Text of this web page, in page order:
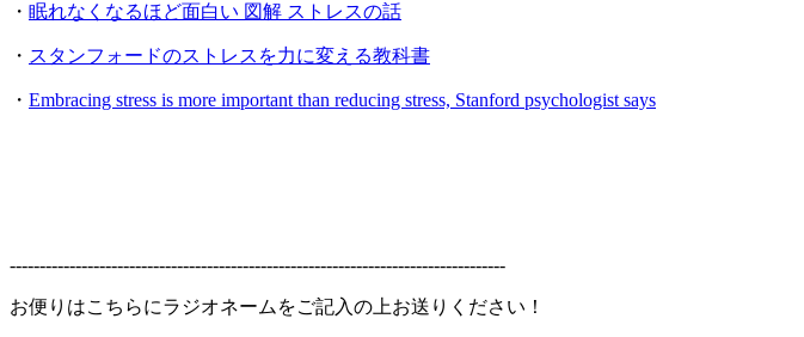
・ 眠れなくなるほど面白い 図解 ストレスの話
・ スタンフォードのストレスを力に変える教科書
・ Embracing stress is more important than reducing stress, Stanford psychologist says
-----------------------------------------------------------------------------------
お便りはこちらにラジオネームをご記入の上お送りください！